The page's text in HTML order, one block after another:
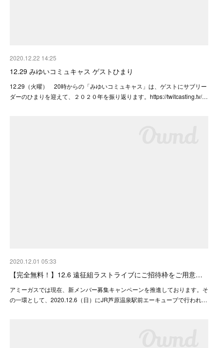
2020.12.22 14:25
12.29 みゆいコミュキャス ゲストひまり
12.29（火曜） 20時からの「みゆいコミュキャス」は、ゲストにサブリー
ダーのひまりを迎えて、２０２０年を振り返ります。https://twitcasting.tv/…
2020.12.01 05:33
【完全無料！】12.6 遠征組ラストライブにご招待枠をご用意…
アミーガスでは現在、新メンバー募集キャンペーンを推進しております。そ
の一環として、2020.12.6（日）にJR芦原温泉駅前エーキューブで行われ…